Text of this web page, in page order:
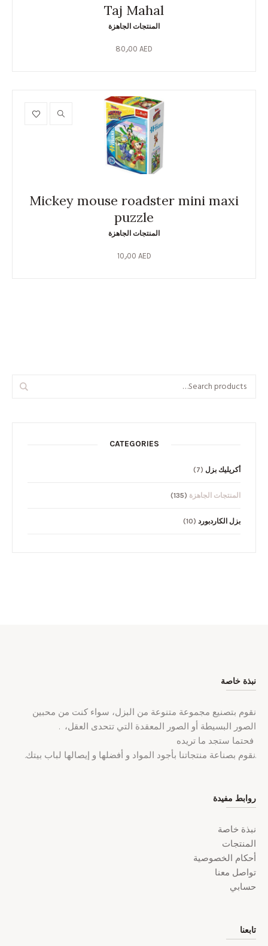
Taj Mahal
المنتجات الجاهزة
80٫00 AED
Mickey mouse roadster mini maxi
puzzle
المنتجات الجاهزة
10٫00 AED
CATEGORIES
أكريليك بزل (7)
المنتجات الجاهزة (135)
بزل الكاردبورد (10)
نبذة خاصة
نقوم بتصنيع مجموعة متنوعة من البزل، سواء كنت من محبين
الصور البسيطة أو الصور المعقدة التي تتحدى العقل، .
فحتما ستجد ما تريده
.نقوم بصناعة منتجاتنا بأجود المواد و أفضلها و إيصالها لباب بيتك.
روابط مفيدة
نبذة خاصة
المنتجات
أحكام الخصوصية
تواصل معنا
حسابي
تابعنا